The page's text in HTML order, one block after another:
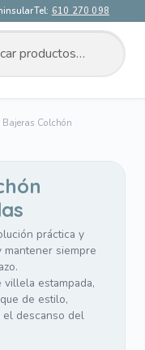
Tel: 610 270 098
Bajeras Colchón
práctica y
siempre
estampada,
de estilo,
el descanso del